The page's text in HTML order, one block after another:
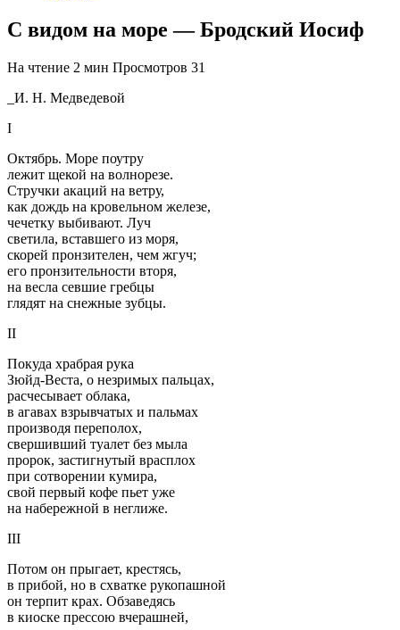
С видом на море — Бродский Иосиф
На чтение 2 мин Просмотров 31
_И. Н. Медведевой
I
Октябрь. Море поутру
лежит щекой на волнорезе.
Стручки акаций на ветру,
как дождь на кровельном железе,
чечетку выбивают. Луч
светила, вставшего из моря,
скорей пронзителен, чем жгуч;
его пронзительности вторя,
на весла севшие гребцы
глядят на снежные зубцы.
II
Покуда храбрая рука
Зюйд-Веста, о незримых пальцах,
расчесывает облака,
в агавах взрывчатых и пальмах
производя переполох,
свершивший туалет без мыла
пророк, застигнутый врасплох
при сотворении кумира,
свой первый кофе пьет уже
на набережной в неглиже.
III
Потом он прыгает, крестясь,
в прибой, но в схватке рукопашной
он терпит крах. Обзаведясь
в киоске прессою вчерашней,